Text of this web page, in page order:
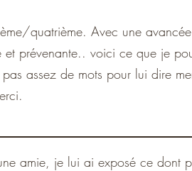
quatrième. Avec une
prévenante.. voici ce que je
assez de mots pour lui dire
amie, je lui ai exposé ce dont